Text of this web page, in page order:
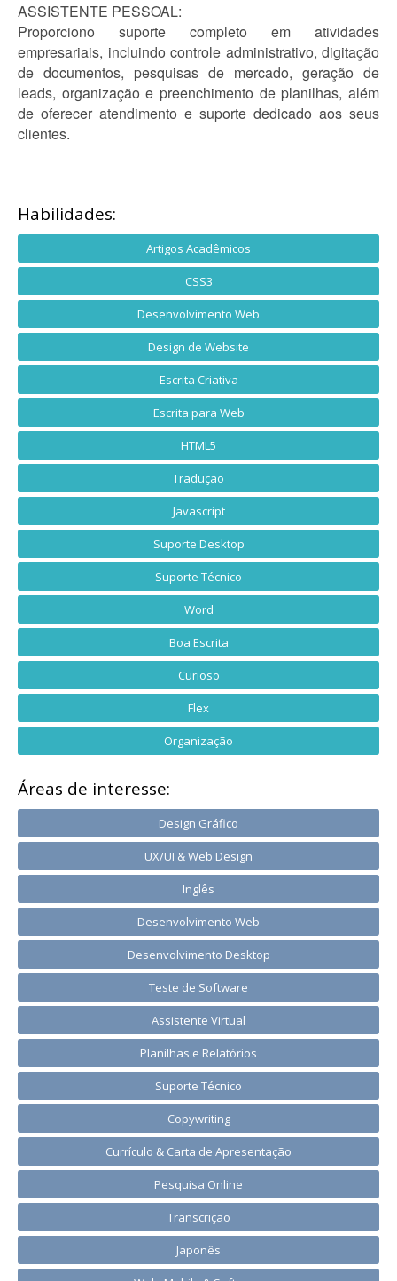
ASSISTENTE PESSOAL:
Proporciono suporte completo em atividades
empresariais, incluindo controle administrativo, digitação
de documentos, pesquisas de mercado, geração de
leads, organização e preenchimento de planilhas, além
de oferecer atendimento e suporte dedicado aos seus
clientes.
Habilidades:
Artigos Acadêmicos
CSS3
Desenvolvimento Web
Design de Website
Escrita Criativa
Escrita para Web
HTML5
Tradução
Javascript
Suporte Desktop
Suporte Técnico
Word
Boa Escrita
Curioso
Flex
Organização
Áreas de interesse:
Design Gráfico
UX/UI & Web Design
Inglês
Desenvolvimento Web
Desenvolvimento Desktop
Teste de Software
Assistente Virtual
Planilhas e Relatórios
Suporte Técnico
Copywriting
Currículo & Carta de Apresentação
Pesquisa Online
Transcrição
Japonês